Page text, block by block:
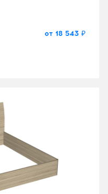
от 18 543 ₽